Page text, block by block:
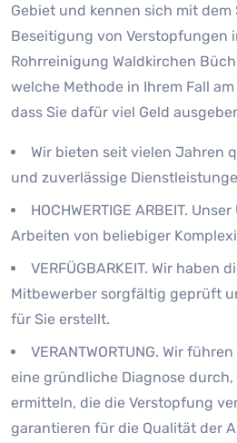
Gebiet und kennen sich mit
Beseitigung von Verstopfungen
Rohrreinigung Waldkirchen
welche Methode in Ihrem Fall
dass Sie dafür viel Geld
Wir bieten seit vielen Jahren
und zuverlässige
HOCHWERTIGE ARBEIT.
Arbeiten von beliebiger
VERFÜGBARKEIT. Wir haben
Mitbewerber sorgfältig geprüft
für Sie erstellt.
VERANTWORTUNG. Wir
eine gründliche Diagnose durch,
ermitteln, die die Verstopfung
garantieren für die Qualität der